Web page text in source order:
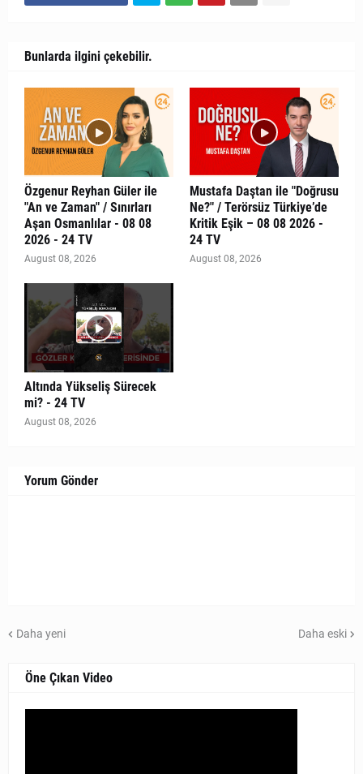
Bunlarda ilgini çekebilir.
Özgenur Reyhan Güler ile
"An ve Zaman" / Sınırları
Aşan Osmanlılar - 08 08
2026 - 24 TV
August 08, 2026
Mustafa Daştan ile "Doğrusu
Ne?" / Terörsüz Türkiye’de
Kritik Eşik – 08 08 2026 -
24 TV
August 08, 2026
Altında Yükseliş Sürecek
mi? - 24 TV
August 08, 2026
Yorum Gönder
Daha yeni Daha eski
Öne Çıkan Video